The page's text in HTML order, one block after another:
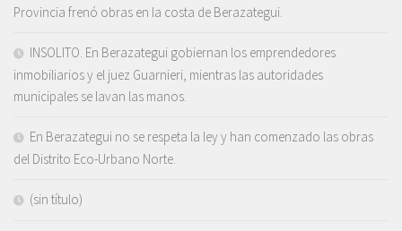
Provincia frenó obras en la costa de Berazategui.
INSOLITO. En Berazategui gobiernan los emprendedores
inmobiliarios y el juez Guarnieri, mientras las autoridades
municipales se lavan las manos.
En Berazategui no se respeta la ley y han comenzado las obras
del Distrito Eco-Urbano Norte.
(sin título)